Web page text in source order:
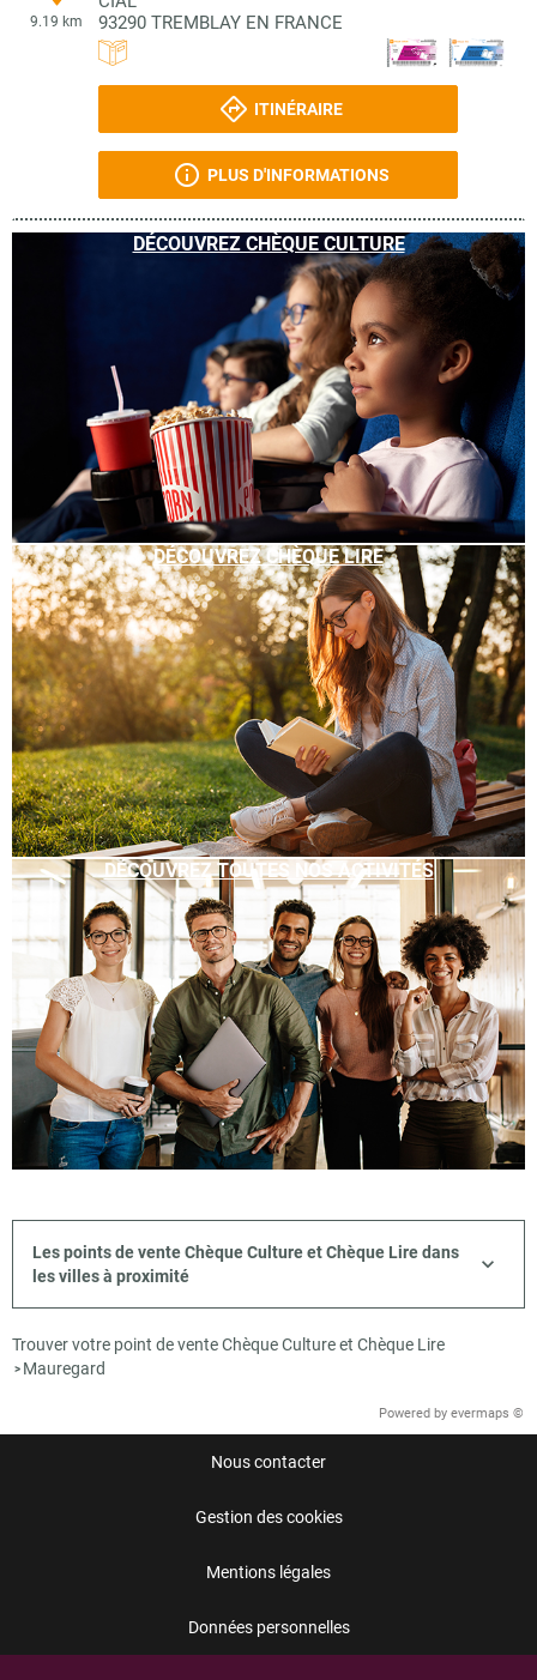
9.19 km
93290 TREMBLAY EN FRANCE
ITINÉRAIRE
PLUS D'INFORMATIONS
DÉCOUVREZ CHÈQUE CULTURE
DÉCOUVREZ CHÈQUE LIRE
DÉCOUVREZ TOUTES NOS ACTIVITÉS
Les points de vente Chèque Culture et Chèque Lire dans
les villes à proximité
Trouver votre point de vente Chèque Culture et Chèque Lire
> Mauregard
Powered by evermaps ©
Nous contacter
Gestion des cookies
Mentions légales
Données personnelles